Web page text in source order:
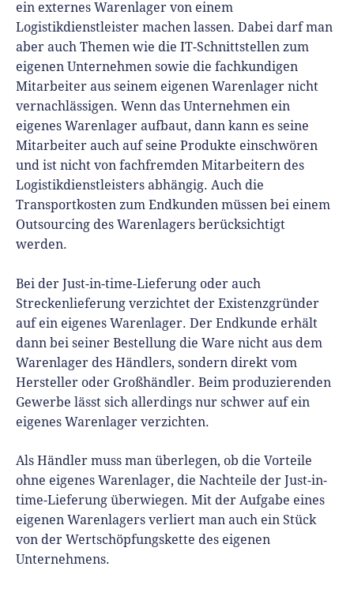
ein externes Warenlager von einem
Logistikdienstleister machen lassen. Dabei darf man
aber auch Themen wie die IT-Schnittstellen zum
eigenen Unternehmen sowie die fachkundigen
Mitarbeiter aus seinem eigenen Warenlager nicht
vernachlässigen. Wenn das Unternehmen ein
eigenes Warenlager aufbaut, dann kann es seine
Mitarbeiter auch auf seine Produkte einschwören
und ist nicht von fachfremden Mitarbeitern des
Logistikdienstleisters abhängig. Auch die
Transportkosten zum Endkunden müssen bei einem
Outsourcing des Warenlagers berücksichtigt
werden.
Bei der Just-in-time-Lieferung oder auch
Streckenlieferung verzichtet der Existenzgründer
auf ein eigenes Warenlager. Der Endkunde erhält
dann bei seiner Bestellung die Ware nicht aus dem
Warenlager des Händlers, sondern direkt vom
Hersteller oder Großhändler. Beim produzierenden
Gewerbe lässt sich allerdings nur schwer auf ein
eigenes Warenlager verzichten.
Als Händler muss man überlegen, ob die Vorteile
ohne eigenes Warenlager, die Nachteile der Just-in-
time-Lieferung überwiegen. Mit der Aufgabe eines
eigenen Warenlagers verliert man auch ein Stück
von der Wertschöpfungskette des eigenen
Unternehmens.